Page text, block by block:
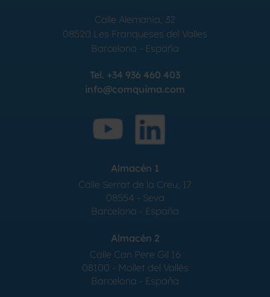
Calle Alemania, 32
08520 Les Franqueses del Valles
Barcelona - España
Tel. +34 936 460 403
info@comquima.com
Almacén 1
Calle Serrat de la Creu, 17
08554 - Seva
Barcelona - España
Almacén 2
Calle Can Pere Gil 16
08100 - Mollet del Vallés
Barcelona - España